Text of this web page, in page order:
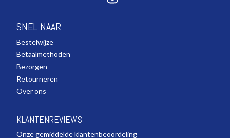
SNEL NAAR
Bestelwijze
Betaalmethoden
Bezorgen
Retourneren
Over ons
KLANTENREVIEWS
Onze gemiddelde klantenbeoordeling